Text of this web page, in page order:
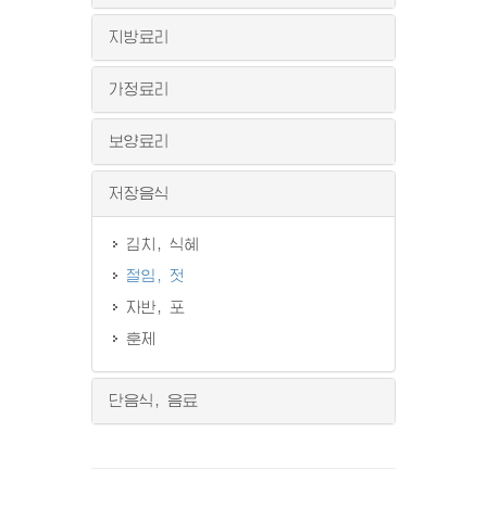
지방료리
가정료리
보양료리
저장음식
김치, 식혜
절임, 젓
자반, 포
훈제
단음식, 음료